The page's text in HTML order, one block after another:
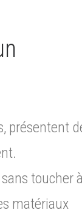
présentent
toucher à
matériaux